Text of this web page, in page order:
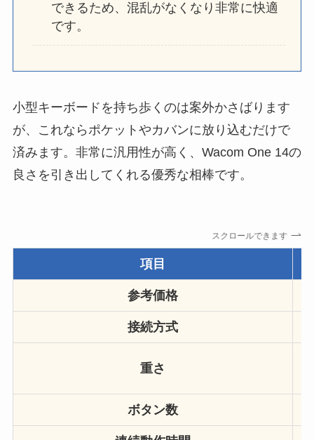
できるため、混乱がなくなり非常に快適
です。
小型キーボードを持ち歩くのは案外かさばります
が、これならポケットやカバンに放り込むだけで
済みます。非常に汎用性が高く、Wacom One 14の
良さを引き出してくれる優秀な相棒です。
スクロールできます
項目
参考価格
接続方式
重さ
ボタン数